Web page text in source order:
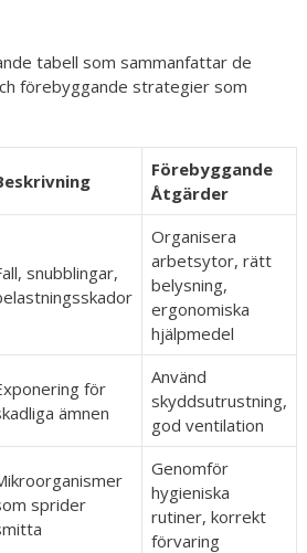
tabell som sammanfattar de
förebyggande strategier som
Förebyggande
Åtgärder
snubblingar,
Organisera
arbetsytor, rätt
belysning,
ergonomiska
hjälpmedel
för
ämnen
Använd
skyddsutrustning,
god ventilation
sprider
Genomför
hygieniska
rutiner, korrekt
förvaring